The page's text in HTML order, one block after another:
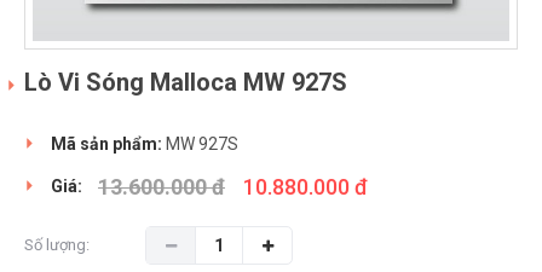
Lò Vi Sóng Malloca MW 927S
Mã sản phẩm: MW 927S
Giá: 13.600.000 đ 10.880.000 đ
Số lượng: